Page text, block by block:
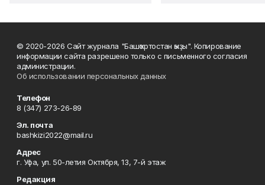
© 2020-2026 Сайт журнала "Башҡортостан ҡыҙы". Копирование
информации сайта разрешено только с письменного согласия
администрации.
Об использовании персональных данных
Телефон
8 (347) 273-26-89
Эл. почта
bashkizi2022@mail.ru
Адрес
г. Уфа, ул. 50-летия Октября, 13, 7-й этаж
Редакция